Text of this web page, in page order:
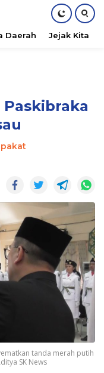
Daerah Jejak Kita
tanda merah putih
SK News